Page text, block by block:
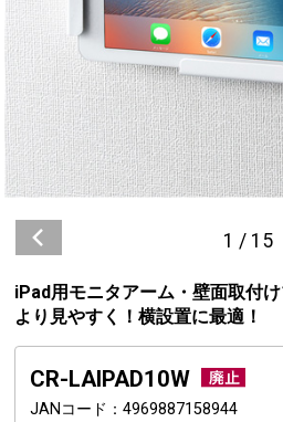
1 / 15
iPad用モニタアーム・壁面取付
より見やすく！横設置に最適！
CR-LAIPAD10W
JANコード
4969887158944